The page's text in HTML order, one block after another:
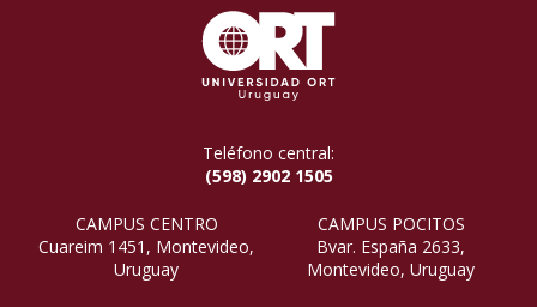
Teléfono central:
(598) 2902 1505
CAMPUS CENTRO
Cuareim 1451, Montevideo,
Uruguay
CAMPUS POCITOS
Bvar. España 2633,
Montevideo, Uruguay